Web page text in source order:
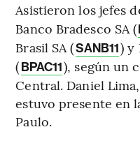
Asistieron los jefes
Banco Bradesco SA (
Brasil SA (SANB11) y
(BPAC11), según un
Central. Daniel
estuvo presente en
Paulo.